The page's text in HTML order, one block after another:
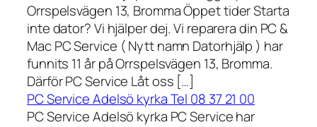
Orrspelsvägen 13, Bromma Öppet tider Starta
inte dator? Vi hjälper dej. Vi reparera din PC &
Mac PC Service ( Nytt namn Datorhjälp ) har
funnits 11 år på Orrspelsvägen 13, Bromma.
Därför PC Service Låt oss […]
PC Service Adelsö kyrka Tel 08 37 21 00
PC Service Adelsö kyrka PC Service har